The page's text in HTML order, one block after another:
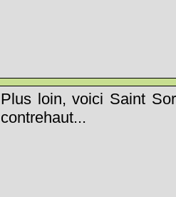
Plus loin, voici Saint
contrehaut...